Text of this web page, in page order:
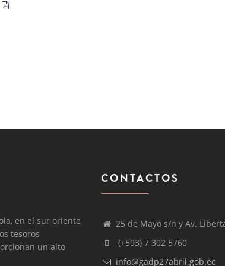
en el sur oriente
tesoros
un alto
CONTACTOS
25 de Mayo s/n y Av.
(+593) 7 302 5760
info@gadp27abril.gob.ec